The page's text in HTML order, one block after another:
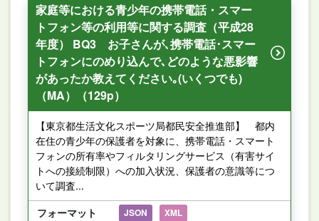
家庭等における青少年の携帯電話・スマー
トフォン等の利用等に関する調査（平成28
年度） BQ3 お子さんが､携帯電話･スマー
トフォンにのめり込んで､どのような悪影響
があったか教えてください｡(いくつでも)
（MA）（129p）
【東京都生活文化スポーツ局都民安全推進部】 都内
在住の青少年の保護者を対象に、携帯電話・スマート
フォンの所有率やフィルタリングサービス（有害サイ
トへの接続制限）への加入状況、保護者の意識等につ
いて調査...
フォーマット
JSON XML